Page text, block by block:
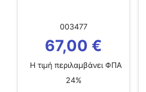
003477
67,00 €
Η τιμή περιλαμβάνει ΦΠΑ
24%